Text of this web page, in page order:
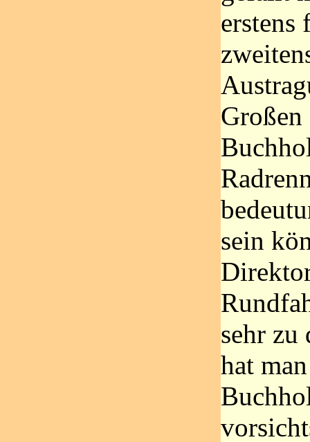
erstens
sein
sehr zu
hat